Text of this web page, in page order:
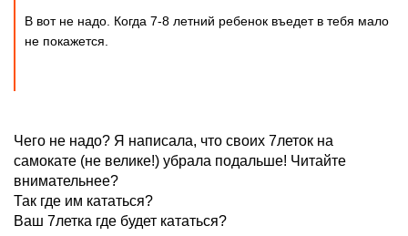
В вот не надо. Когда 7-8 летний ребенок въедет в тебя мало
не покажется.
Чего не надо? Я написала, что своих 7леток на
самокате (не велике!) убрала подальше! Читайте
внимательнее?
Так где им кататься?
Ваш 7летка где будет кататься?